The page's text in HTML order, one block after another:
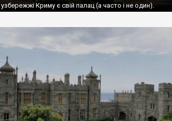
узбережжі Криму є свій палац (а часто і не один).